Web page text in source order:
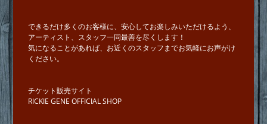
できるだけ多くのお客様に、安心してお楽しみいただけるよう、
アーティスト、スタッフ一同最善を尽くします！
気になることがあれば、お近くのスタッフまでお気軽にお声がけ
ください。
チケット販売サイト
RICKIE GENE OFFICIAL SHOP